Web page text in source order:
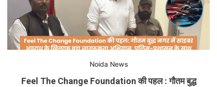
Noida News
Feel The Change Foundation की पहल : गौतम बुद्ध